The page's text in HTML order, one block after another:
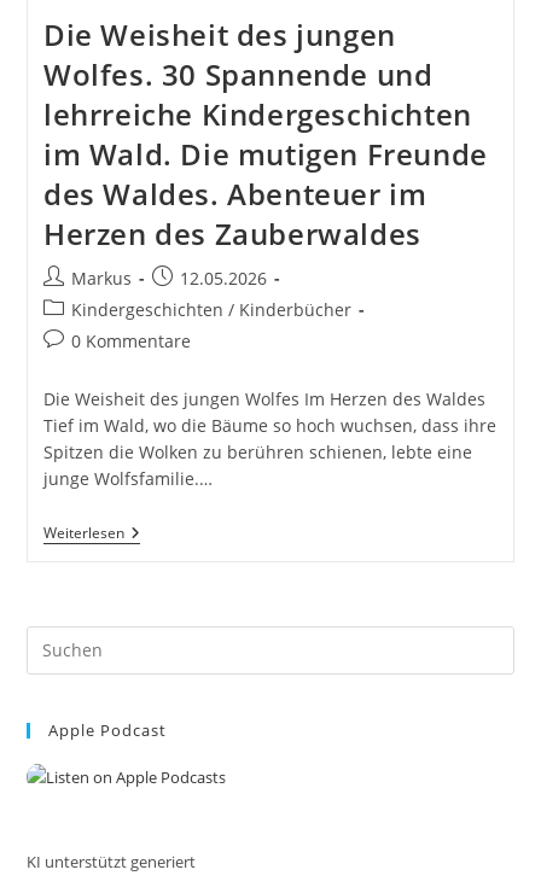
Die Weisheit des jungen
Wolfes. 30 Spannende und
lehrreiche Kindergeschichten
im Wald. Die mutigen Freunde
des Waldes. Abenteuer im
Herzen des Zauberwaldes
Beitrags-
Autor:
Markus
Beitrag
veröffentlicht:
12.05.2026
Beitrags-
Kategorie:
Kindergeschichten / Kinderbücher
Beitrags-
0 Kommentare
Die Weisheit des jungen Wolfes Im Herzen des Waldes
Tief im Wald, wo die Bäume so hoch wuchsen, dass ihre
Spitzen die Wolken zu berühren schienen, lebte eine
junge Wolfsfamilie.…
WeiterlesenDie
Weisheit
30
Im
Mutigen
Abenteuer
Apple Podcast
KI unterstützt generiert